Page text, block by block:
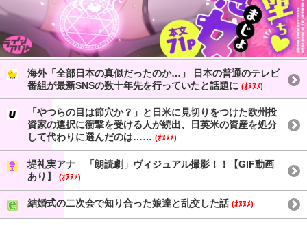
海外「全部日本の真似だったのか…」 日本の普通のテレビ
番組が最新SNSの数十年先を行っていたと話題に (ｵﾇﾇﾒ)
「やつらの目は節穴か？」と日米に見切りをつけた欧州投
資家の選択に衝撃を受ける人が続出、日英米の資産を処分
して代わりに選んだのは…… (ｵﾇﾇﾒ)
堤礼実アナ 「朗読劇」ヴィジュアル撮影！！【GIF動画
あり】
(ｵﾇﾇﾒ)
結婚式の二次会で知り合った娘達と乱交した話 (ｵﾇﾇﾒ)